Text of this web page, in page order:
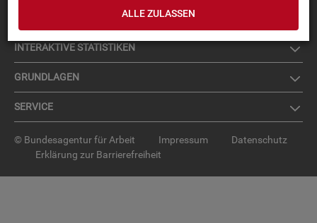
ALLE ZULASSEN
IN­TER­AK­TI­VE STA­TIS­TI­KEN
GRUND­LA­GEN
SER­VICE
© Bundesagentur für Arbeit Impressum
Datenschutz
Erklärung zur Barrierefreiheit